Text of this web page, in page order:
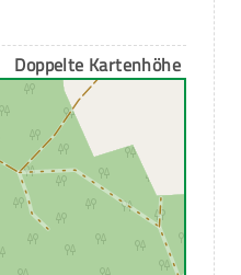
Doppelte Kartenhöhe